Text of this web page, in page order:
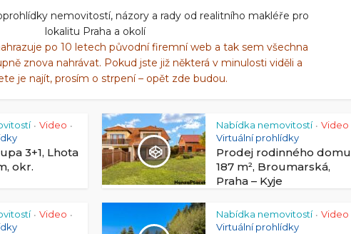
nemovitostí, názory a rady od realitního makléře pro
lokalitu Praha a okolí
po 10 letech původní firemní web a tak sem všechna
znova nahrávat. Pokud jste již některá v minulosti viděli a
je najít, prosím o strpení – opět zde budou.
• Video •
3+1, Lhota
okr.
Nabídka nemovitostí • Video
Virtuální prohlídky
Prodej rodinného domu
187 m², Broumarská,
Praha – Kyje
• Video • Nabídka nemovitostí • Video
Virtuální prohlídky